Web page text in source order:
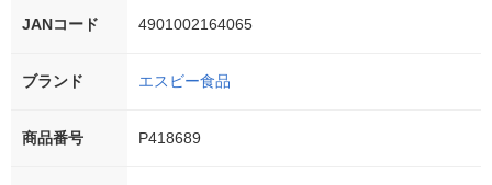
JANコード 4901002164065
ブランド エスビー食品
商品番号 P418689